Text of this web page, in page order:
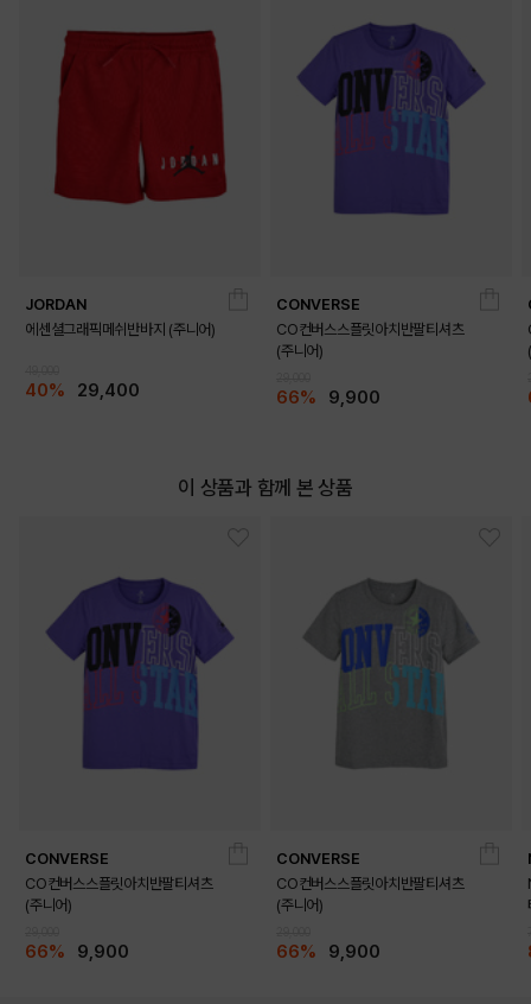
JORDAN
에센셜그래픽메쉬반바지 (주니어)
40% 29,400
CONVERSE
CO컨버스스플릿아치반팔티셔츠
(주니어)
66% 9,900
이 상품과 함께 본 상품
CONVERSE
CO컨버스스플릿아치반팔티셔츠
(주니어)
66% 9,900
CONVERSE
CO컨버스스플릿아치반팔티셔츠
(주니어)
66% 9,900